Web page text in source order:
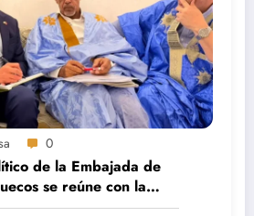
0
de la Embajada de
se reúne con la
por la Paz en El